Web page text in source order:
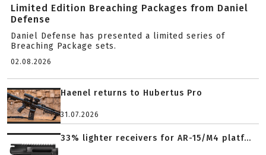
Limited Edition Breaching Packages from Daniel
Defense
Daniel Defense has presented a limited series of
Breaching Package sets.
02.08.2026
Haenel returns to Hubertus Pro
31.07.2026
33% lighter receivers for AR-15/M4 platf...